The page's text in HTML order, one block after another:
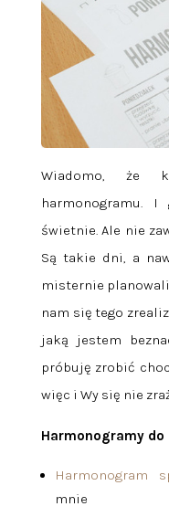
Wiadomo, że
harmonogramu.
świetnie. Ale nie
Są takie dni, a
misternie
nam się tego
jaką jestem
próbuję zrobić
więc i Wy się nie
Harmonogramy
Harmonogram
mnie